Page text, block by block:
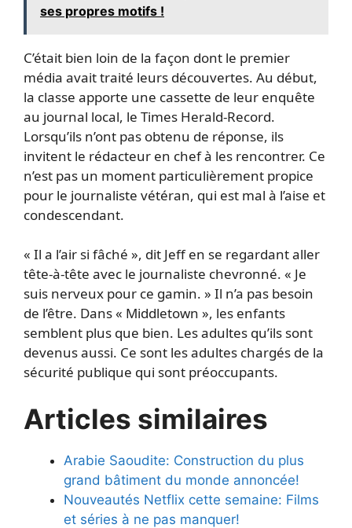
ses propres motifs !
C’était bien loin de la façon dont le premier
média avait traité leurs découvertes. Au début,
la classe apporte une cassette de leur enquête
au journal local, le Times Herald-Record.
Lorsqu’ils n’ont pas obtenu de réponse, ils
invitent le rédacteur en chef à les rencontrer. Ce
n’est pas un moment particulièrement propice
pour le journaliste vétéran, qui est mal à l’aise et
condescendant.
« Il a l’air si fâché », dit Jeff en se regardant aller
tête-à-tête avec le journaliste chevronné. « Je
suis nerveux pour ce gamin. » Il n’a pas besoin
de l’être. Dans « Middletown », les enfants
semblent plus que bien. Les adultes qu’ils sont
devenus aussi. Ce sont les adultes chargés de la
sécurité publique qui sont préoccupants.
Articles similaires
Arabie Saoudite: Construction du plus
grand bâtiment du monde annoncée!
Nouveautés Netflix cette semaine: Films
et séries à ne pas manquer!